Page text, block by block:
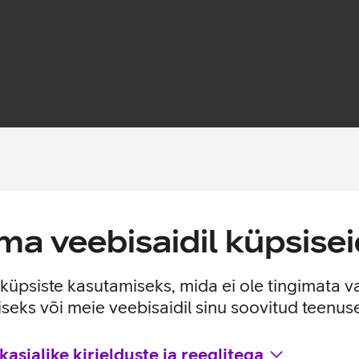
veebisaidil
kasutamiseks, mida ei ole tingimata
või meie veebisaidil sinu soovitud
kirjelduste ja reeglitega
60 W ja sünkroonida andmeid. Kaabel on valmistatud